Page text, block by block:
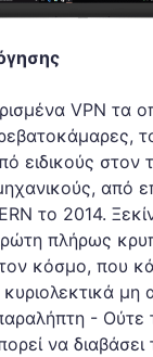
VPN τα
ειδικούς στον
από
το 2014.
πλήρως
κόσμο, που
μη
- Ούτε
να διαβάσει